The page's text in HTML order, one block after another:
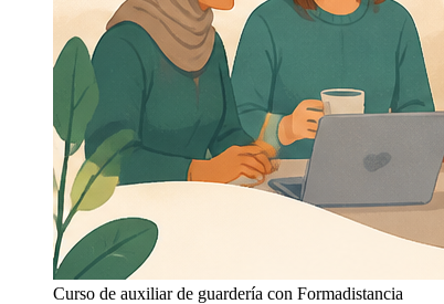
Curso de auxiliar de guardería con Formadistancia